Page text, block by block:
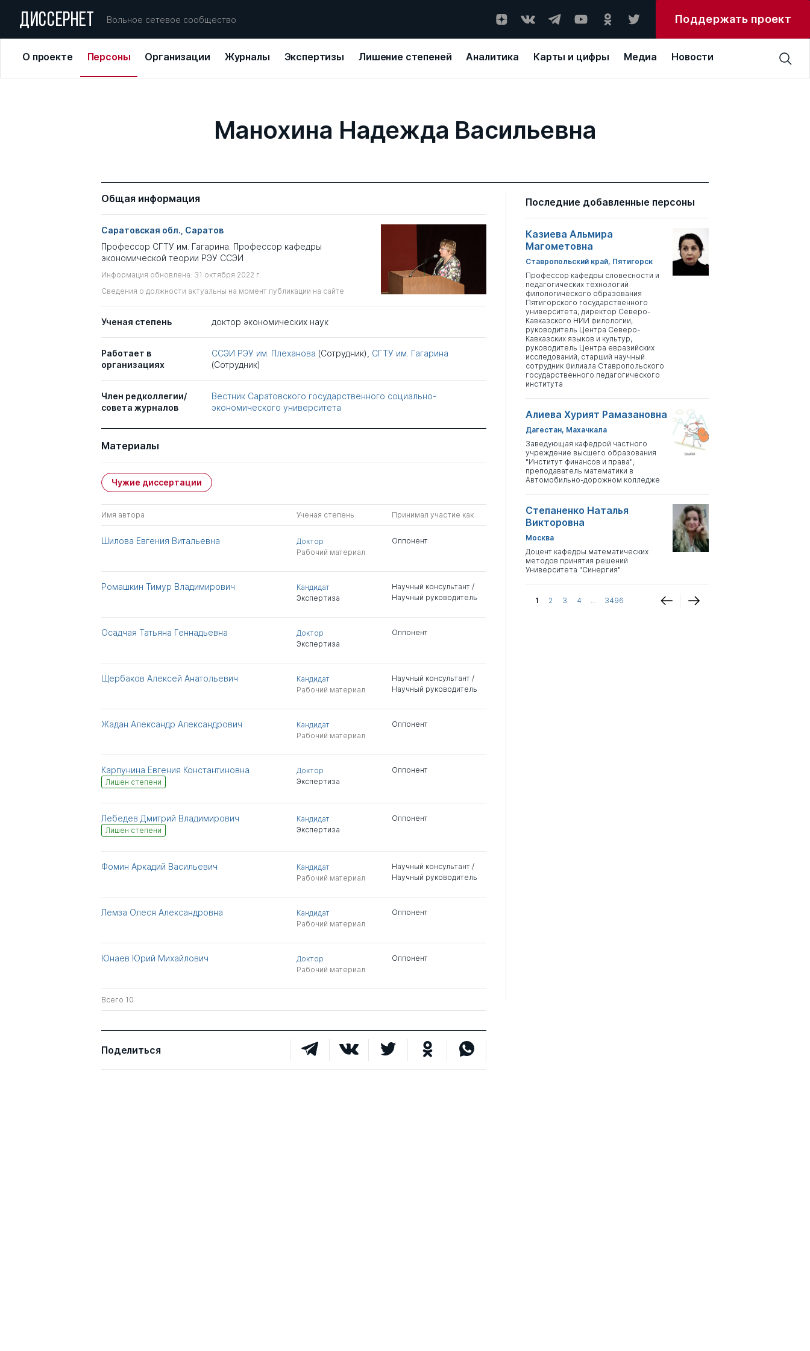
ДИССЕРНЕТ Вольное сетевое сообщество Поддержать проект
О проекте Персоны Организации Журналы Экспертизы Лишение степеней Аналитика Карты и цифры Медиа Новости
Манохина Надежда Васильевна
Общая информация
Саратовская обл., Саратов
Профессор СГТУ им. Гагарина. Профессор кафедры
экономической теории РЭУ ССЭИ
Информация обновлена: 31 октября 2022 г.
Сведения о должности актуальны на момент публикации на сайте
Ученая степень доктор экономических наук
Работает в
организациях
ССЭИ РЭУ им. Плеханова (Сотрудник), СГТУ им. Гагарина
(Сотрудник)
Член редколлегии/
совета журналов
Вестник Саратовского государственного социально-
экономического университета
Материалы
Чужие диссертации
Имя автора Ученая степень Принимал участие как
Шилова Евгения Витальевна
Доктор
Рабочий материал
Оппонент
Ромашкин Тимур Владимирович
Кандидат
Экспертиза
Научный консультант /
Научный руководитель
Осадчая Татьяна Геннадьевна
Доктор
Экспертиза
Оппонент
Щербаков Алексей Анатольевич
Кандидат
Рабочий материал
Научный консультант /
Научный руководитель
Жадан Александр Александрович
Кандидат
Рабочий материал
Оппонент
Карпунина Евгения Константиновна
Лишен степени
Доктор
Экспертиза
Оппонент
Лебедев Дмитрий Владимирович
Лишен степени
Кандидат
Экспертиза
Оппонент
Фомин Аркадий Васильевич
Кандидат
Рабочий материал
Научный консультант /
Научный руководитель
Лемза Олеся Александровна
Кандидат
Рабочий материал
Оппонент
Юнаев Юрий Михайлович
Доктор
Рабочий материал
Оппонент
Всего 10
Поделиться
Последние добавленные персоны
Казиева Альмира
Магометовна
Ставропольский край, Пятигорск
Профессор кафедры словесности и
педагогических технологий
филологического образования
Пятигорского государственного
университета, директор Северо-
Кавказского НИИ филологии,
руководитель Центра Северо-
Кавказских языков и культур,
руководитель Центра евразийских
исследований, старший научный
сотрудник Филиала Ставропольского
государственного педагогического
института
Алиева Хурият Рамазановна
Дагестан, Махачкала
Заведующая кафедрой частного
учреждение высшего образования
"Институт финансов и права";
преподаватель математики в
Автомобильно-дорожном колледже
Степаненко Наталья
Викторовна
Москва
Доцент кафедры математических
методов принятия решений
Университета "Синергия"
1 2 3 4 ... 3496